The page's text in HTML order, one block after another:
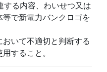
する内容、わいせつ又は
で新電力バンクロゴを
いて不適切と判断する
すること。